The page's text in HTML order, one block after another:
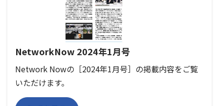
NetworkNow 2024年1月号
Network Nowの［2024年1月号］の掲載内容をご覧
いただけます。